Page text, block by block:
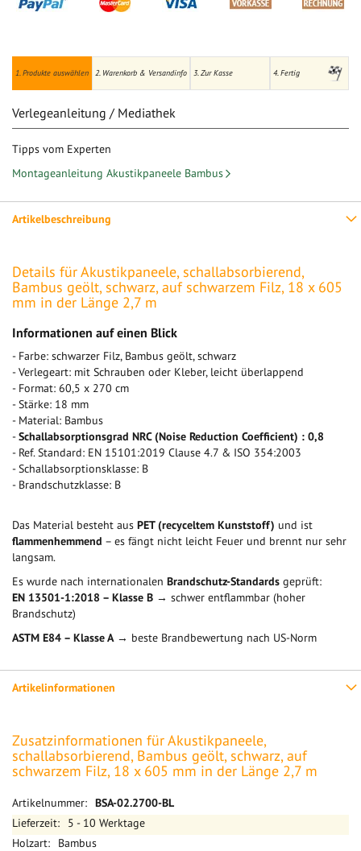
1. Produkte auswählen 2. Warenkorb & Versandinfo 3. Zur Kasse 4. Fertig
Artikelbeschreibung
Details für Akustikpaneele, schallabsorbierend,
Bambus geölt, schwarz, auf schwarzem Filz, 18 x 605
mm in der Länge 2,7 m
Informationen auf einen Blick
- Farbe: schwarzer Filz, Bambus geölt, schwarz
- Verlegeart: mit Schrauben oder Kleber, leicht überlappend
- Format: 60,5 x 270 cm
- Stärke: 18 mm
- Material: Bambus
-Schallabsorptionsgrad NRC (Noise Reduction Coefficient) : 0,8
- Ref. Standard: EN 15101:2019 Clause 4.7 & ISO 354:2003
- Schallabsorptionsklasse: B
- Brandschutzklasse: B
Das Material besteht aus PET (recyceltem Kunststoff) und ist
flammenhemmend – es fängt nicht leicht Feuer und brennt nur sehr
langsam.
Es wurde nach internationalen Brandschutz-Standards geprüft:
EN 13501-1:2018 – Klasse B → schwer entflammbar (hoher
Brandschutz)
ASTM E84 – Klasse A→ beste Brandbewertung nach US-Norm
Artikelinformationen
Zusatzinformationen für Akustikpaneele,
schallabsorbierend, Bambus geölt, schwarz, auf
schwarzem Filz, 18 x 605 mm in der Länge 2,7 m
Mehr
Informationen
BSA-02.2700-BL
5 - 10 Werktage
Bambus
Verlegeanleitung / Mediathek
Tipps vom Experten
Montageanleitung Akustikpaneele Bambus